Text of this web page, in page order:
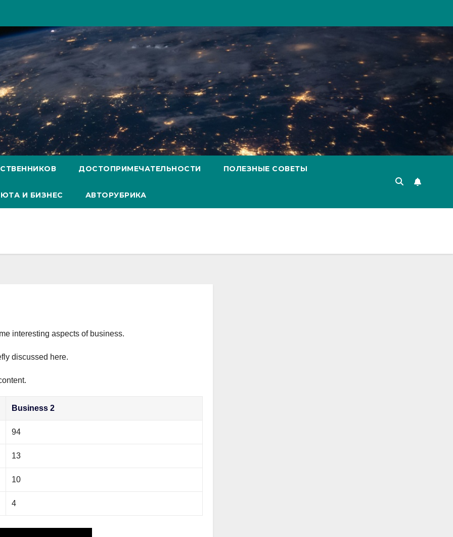
ДОСТОПРИМЕЧАТЕЛЬНОСТИ ПОЛЕЗНЫЕ СОВЕТЫ
И БИЗНЕС АВТОРУБРИКА
interesting aspects of business.
discussed here.
Business 2
94
13
10
4